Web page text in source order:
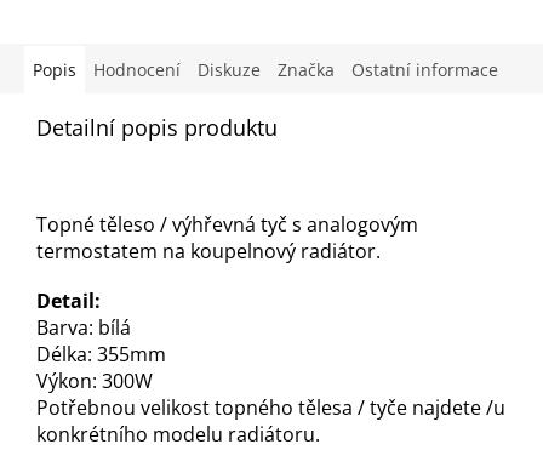
Popis Hodnocení Diskuze Značka Ostatní informace
Detailní popis produktu
Topné těleso / výhřevná tyč s analogovým
termostatem na koupelnový radiátor.
Detail:
Barva: bílá
Délka: 355mm
Výkon: 300W
Potřebnou velikost topného tělesa / tyče najdete /u
konkrétního modelu radiátoru.